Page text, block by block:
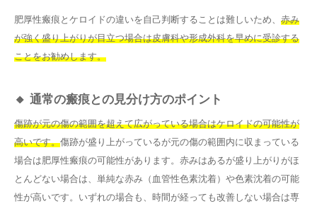
肥厚性瘢痕とケロイドの違いを自己判断することは難しいため、 赤み
が強く盛り上がりが目立つ場合は皮膚科や形成外科を早めに受診する
ことをお勧めします。
🔸 通常の瘢痕との見分け方のポイント
傷跡が元の傷の範囲を超えて広がっている場合はケロイドの可能性が
高いです。傷跡が盛り上がっているが元の傷の範囲内に収まっている
場合は肥厚性瘢痕の可能性があります。赤みはあるが盛り上がりがほ
とんどない場合は、単純な赤み（血管性色素沈着）や色素沈着の可能
性が高いです。いずれの場合も、時間が経っても改善しない場合は専